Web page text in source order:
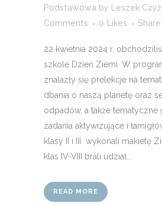
Podstawowa by Leszek Czyż
Comments
0 Likes Share
22 kwietnia 2024 r.
szkole Dzień Ziemi. W
znalazły się prelekcje na
dbania o naszą planetę oraz
odpadów, a także tematyczne
zadania aktywizujące i
klasy II i III wykonali makietę
klas IV-VIII brali udział...
READ MORE